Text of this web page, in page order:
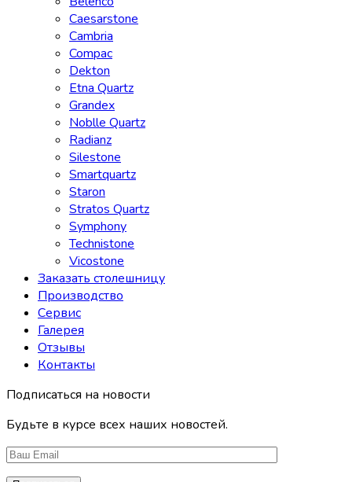
Caesarstone
Cambria
Compac
Dekton
Etna Quartz
Grandex
Noblle Quartz
Radianz
Silestone
Smartquartz
Staron
Stratos Quartz
Symphony
Technistone
Vicostone
Заказать столешницу
Производство
Сервис
Галерея
Отзывы
Контакты
Подписаться на новости
Будьте в курсе всех наших новостей.